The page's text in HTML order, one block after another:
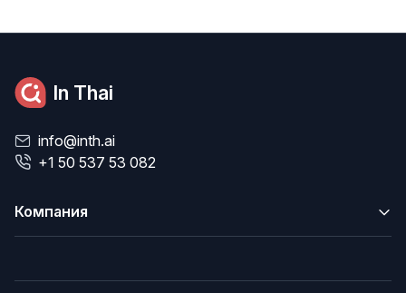
In Thai
info@inth.ai
+1 50 537 53 082
Компания